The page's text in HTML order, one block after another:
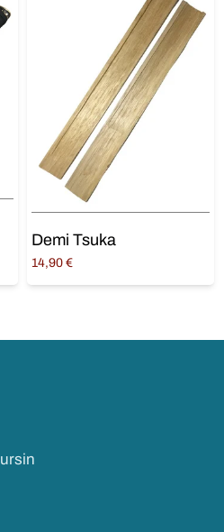
Demi Tsuka
14,90 €
Lire la suite